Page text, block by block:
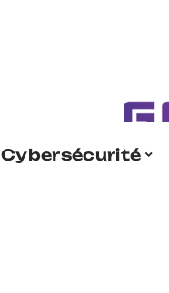
Cybersécurité